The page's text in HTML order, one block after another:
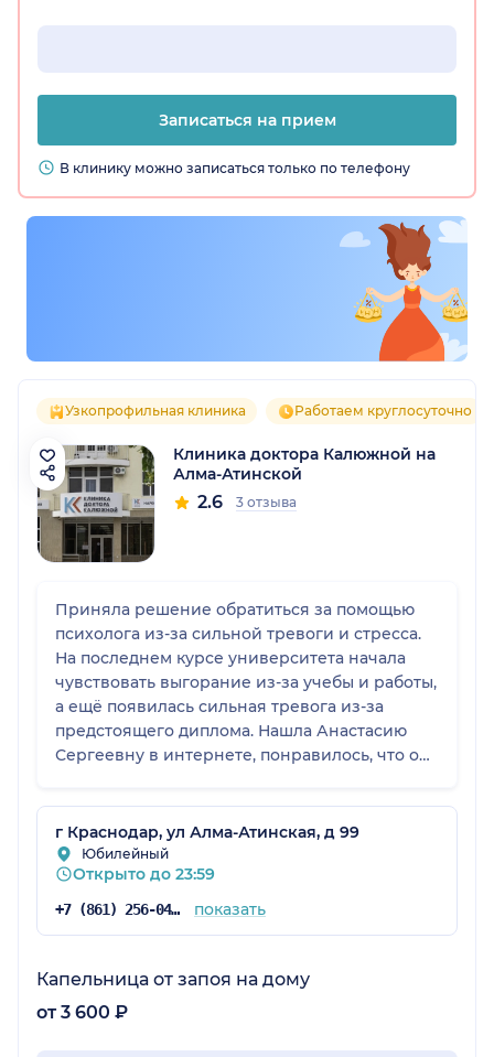
Записаться на прием
В клинику можно записаться только по телефону
Узкопрофильная клиника Работаем круглосуточно
Клиника доктора Калюжной на
Алма-Атинской
2.6 3 отзыва
Приняла решение обратиться за помощью
психолога из-за сильной тревоги и стресса.
На последнем курсе университета начала
чувствовать выгорание из-за учебы и работы,
а ещё появилась сильная тревога из-за
предстоящего диплома. Нашла Анастасию
Сергеевну в интернете, понравилось, что она
важно, что она работает по нужным мне
запросам. Уже на первой встрече очень
понравилось с ней общаться и сейчас, спустя
несколько сессий, чувствую некоторое
облегчение, хотя причина стресса ещё не
г Краснодар, ул Алма-Атинская, д 99
Юбилейный
Открыто до 23:59
+7 (861) 256-04-06 показать
Капельница от запоя на дому
от 3 600 ₽